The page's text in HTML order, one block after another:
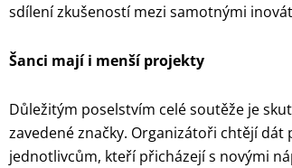
sdílení zkušeností mezi samotnými
Šanci mají i menší projekty
Důležitým poselstvím celé soutěže je
zavedené značky. Organizátoři chtějí
jednotlivcům, kteří přicházejí s novými